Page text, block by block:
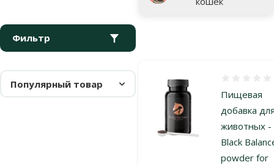
Фильтр
Популярный товар
Пищевая
добавка
животных -
Black
powder for